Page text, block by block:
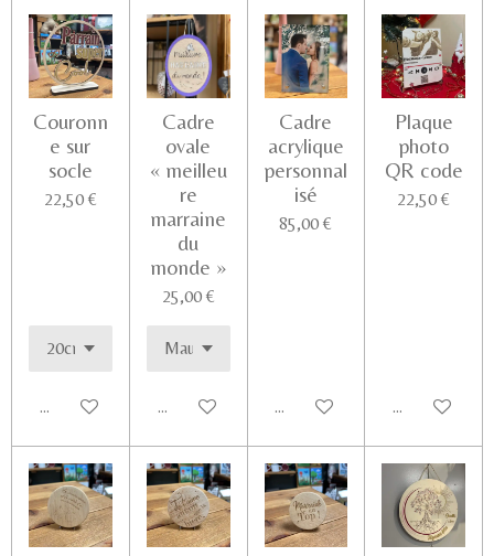
Couronn
e sur
socle
22,50 €
Ajouter au panier
Cadre
ovale
« meilleu
re
marraine
du
monde »
25,00 €
Ajouter au panier
Cadre
acrylique
personnal
isé
85,00 €
Ajouter au panier
Plaque
photo
QR code
22,50 €
Voir les